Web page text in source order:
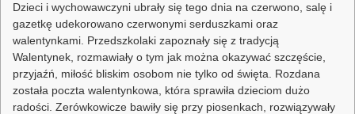
Dzieci i wychowawczyni ubrały się tego dnia na czerwono, salę i
gazetkę udekorowano czerwonymi serduszkami oraz
walentynkami. Przedszkolaki zapoznały się z tradycją
Walentynek, rozmawiały o tym jak można okazywać szczęście,
przyjaźń, miłość bliskim osobom nie tylko od święta. Rozdana
została poczta walentynkowa, która sprawiła dzieciom dużo
radości. Zerówkowicze bawiły się przy piosenkach, rozwiązywały